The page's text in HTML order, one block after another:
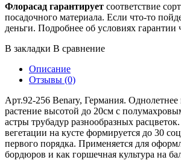
Флорасад гарантирует соответствие
посадочного материала. Если что-то
деньги. Подробнее об условиях гарантии
В закладки В сравнение
Описание
Отзывы (0)
Арт.92-256 Benary, Германия. Однолетнее
растение высотой до 20см с
астры трубадур разнообразных
вегетации на кусте формируется до 30
первого порядка. Применяется для
бордюров и как горшечная культура на